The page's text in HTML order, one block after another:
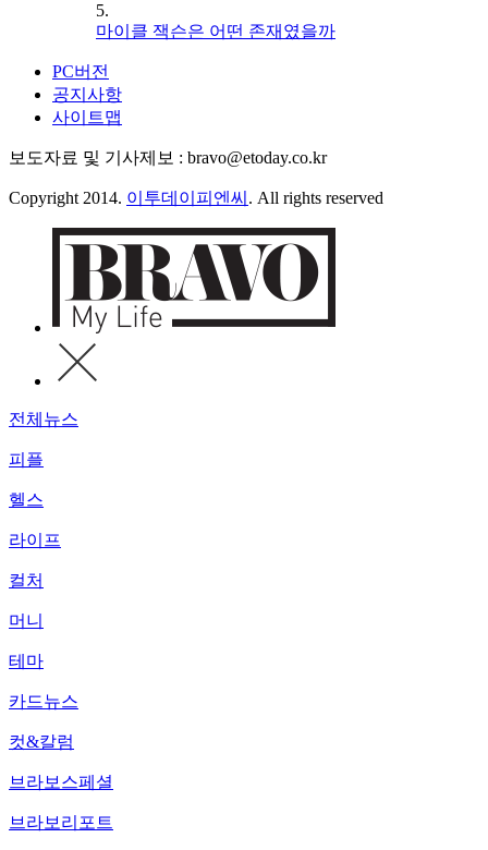
5.
마이클 잭슨은 어떤 존재였을까
PC버전
공지사항
사이트맵
보도자료 및 기사제보 : bravo@etoday.co.kr
Copyright 2014. 이투데이피엔씨 . All rights reserved
전체뉴스
피플
헬스
라이프
컬처
머니
테마
카드뉴스
컷&칼럼
브라보스페셜
브라보리포트